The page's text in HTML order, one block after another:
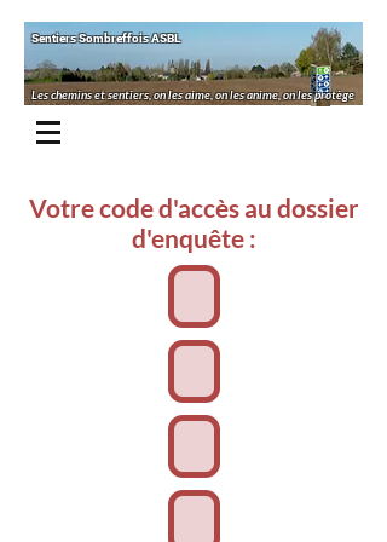
Sentiers Sombreffois ASBL
Les chemins et sentiers, on les aime, on les anime, on les protège
Votre code d'accès au dossier
d'enquête :